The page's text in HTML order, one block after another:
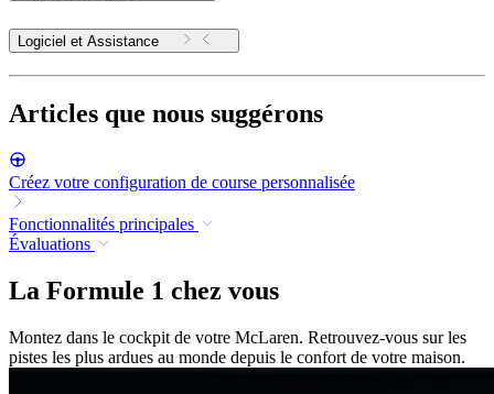
Logiciel et Assistance
Articles que nous suggérons
Créez votre configuration de course personnalisée
Fonctionnalités principales
Évaluations
La Formule 1 chez vous
Montez dans le cockpit de votre McLaren. Retrouvez-vous sur les
pistes les plus ardues au monde depuis le confort de votre maison.